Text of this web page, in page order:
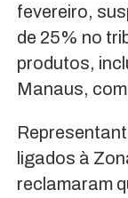
fevereiro,
de 25% no
produtos,
Manaus,
ligados à
reclamaram